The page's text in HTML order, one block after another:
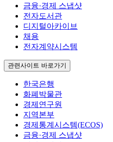
금융·경제 스냅샷
전자도서관
디지털아카이브
채용
전자계약시스템
관련사이트 바로가기
한국은행
화폐박물관
경제연구원
지역본부
경제통계시스템(ECOS)
금융·경제 스냅샷